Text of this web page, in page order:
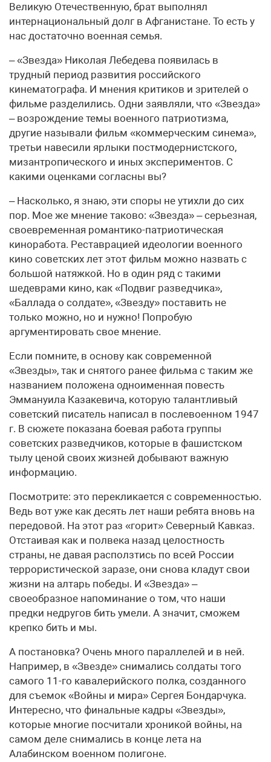
Великую Отечественную, брат выполнял
интернациональный долг в Афганистане. То есть у
нас достаточно военная семья.
– «Звезда» Николая Лебедева появилась в
трудный период развития российского
кинематографа. И мнения критиков и зрителей о
фильме разделились. Одни заявляли, что «Звезда»
– возрождение темы военного патриотизма,
другие называли фильм «коммерческим синема»,
третьи навесили ярлыки постмодернистского,
мизантропического и иных экспериментов. С
какими оценками согласны вы?
– Насколько, я знаю, эти споры не утихли до сих
пор. Мое же мнение таково: «Звезда» – серьезная,
своевременная романтико-патриотическая
киноработа. Реставрацией идеологии военного
кино советских лет этот фильм можно назвать с
большой натяжкой. Но в один ряд с такими
шедеврами кино, как «Подвиг разведчика»,
«Баллада о солдате», «Звезду» поставить не
только можно, но и нужно! Попробую
аргументировать свое мнение.
Если помните, в основу как современной
«Звезды», так и снятого ранее фильма с таким же
названием положена одноименная повесть
Эммануила Казакевича, которую талантливый
советский писатель написал в послевоенном 1947
г. В сюжете показана боевая работа группы
советских разведчиков, которые в фашистском
тылу ценой своих жизней добывают важную
информацию.
Посмотрите: это перекликается с современностью.
Ведь вот уже как десять лет наши ребята вновь на
передовой. На этот раз «горит» Северный Кавказ.
Отстаивая как и полвека назад целостность
страны, не давая расползтись по всей России
террористической заразе, они снова кладут свои
жизни на алтарь победы. И «Звезда» –
своеобразное напоминание о том, что наши
предки недругов бить умели. А значит, сможем
крепко бить и мы.
А постановка? Очень много параллелей и в ней.
Например, в «Звезде» снимались солдаты того
самого 11-го кавалерийского полка, созданного
для съемок «Войны и мира» Сергея Бондарчука.
Интересно, что финальные кадры «Звезды»,
которые многие посчитали хроникой войны, на
самом деле снимались в конце лета на
Алабинском военном полигоне.